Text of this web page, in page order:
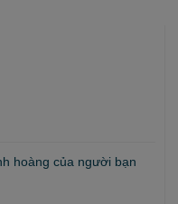
hoàng của người bạn